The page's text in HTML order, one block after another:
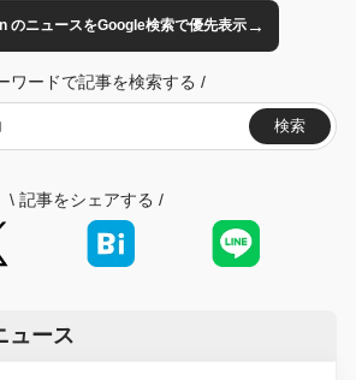
のニュースをGoogle検索で優先表示→
ワードで記事を検索する /
検索
\ 記事をシェアする /
ュース